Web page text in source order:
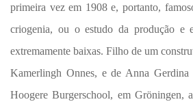
primeira vez em 1908 e, portanto,
criogenia, ou o estudo da produção e
extremamente baixas. Filho de um
Kamerlingh Onnes, e de Anna Gerdina
Hoogere Burgerschool, em Gröningen,